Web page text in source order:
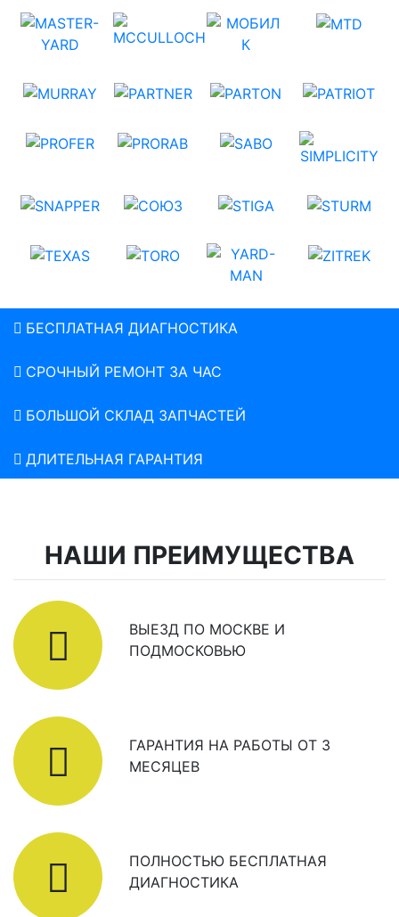
БЕСПЛАТНАЯ ДИАГНОСТИКА
СРОЧНЫЙ РЕМОНТ ЗА ЧАС
БОЛЬШОЙ СКЛАД ЗАПЧАСТЕЙ
ДЛИТЕЛЬНАЯ ГАРАНТИЯ
НАШИ ПРЕИМУЩЕСТВА
ВЫЕЗД ПО МОСКВЕ И
ПОДМОСКОВЬЮ
ГАРАНТИЯ НА РАБОТЫ ОТ 3
МЕСЯЦЕВ
ПОЛНОСТЬЮ БЕСПЛАТНАЯ
ДИАГНОСТИКА